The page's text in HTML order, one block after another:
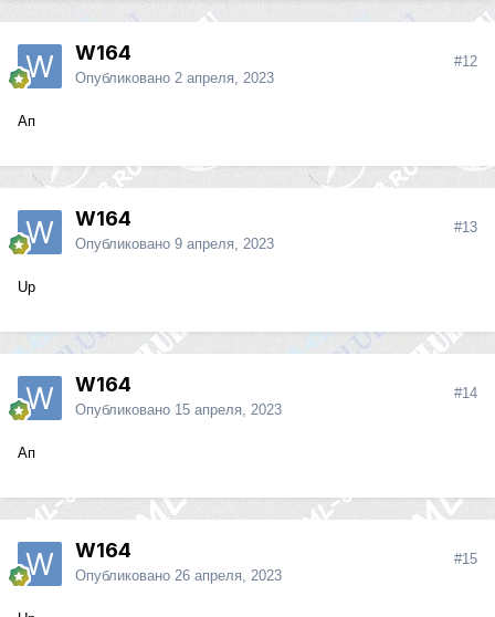
W164
Опубликовано 2 апреля, 2023
#12
Ап
W164
Опубликовано 9 апреля, 2023
#13
Up
W164
Опубликовано 15 апреля, 2023
#14
Ап
W164
Опубликовано 26 апреля, 2023
#15